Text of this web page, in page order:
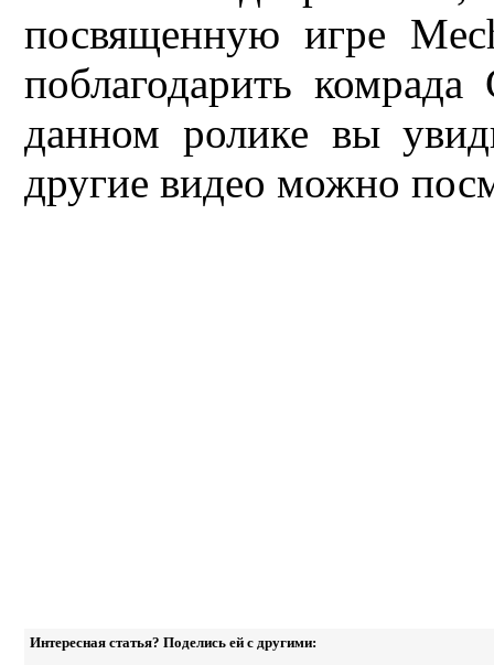
посвященную игре
поблагодарить
данном ролике вы
другие видео можно
Интересная статья? Поделись ей с другими: